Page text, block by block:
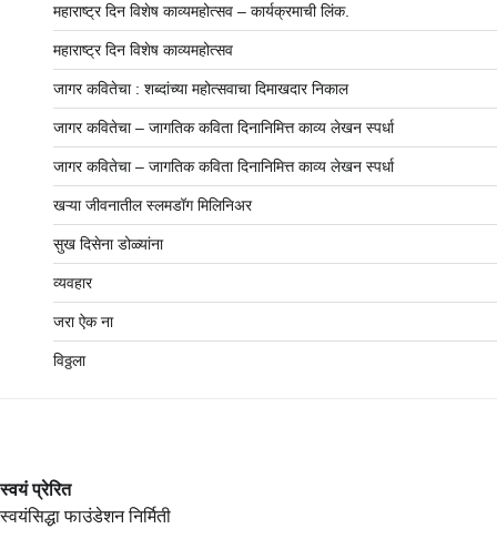
महाराष्ट्र दिन विशेष काव्यमहोत्सव – कार्यक्रमाची लिंक.
महाराष्ट्र दिन विशेष काव्यमहोत्सव
जागर कवितेचा : शब्दांच्या महोत्सवाचा दिमाखदार निकाल
जागर कवितेचा – जागतिक कविता दिनानिमित्त काव्य लेखन स्पर्धा
जागर कवितेचा – जागतिक कविता दिनानिमित्त काव्य लेखन स्पर्धा
खऱ्या जीवनातील स्लमडॉग मिलिनिअर
सुख दिसेना डोळ्यांना
व्यवहार
जरा ऐक ना
विठ्ठला
स्वयं प्रेरित
स्वयंसिद्धा फाउंडेशन निर्मिती